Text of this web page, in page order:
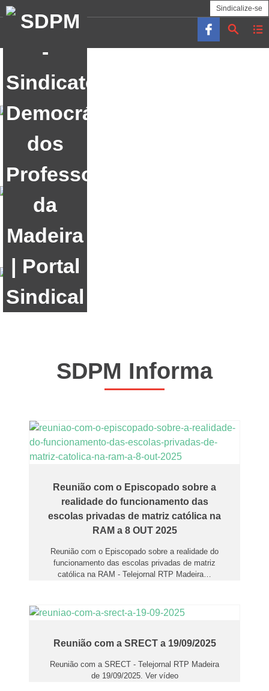
Sindicalize-se
SDPM Informa
Reunião com o Episcopado sobre a
realidade do funcionamento das
escolas privadas de matriz católica na
RAM a 8 OUT 2025
Reunião com o Episcopado sobre a realidade do
funcionamento das escolas privadas de matriz
católica na RAM - Telejornal RTP Madeira…
Reunião com a SRECT a 19/09/2025
Reunião com a SRECT - Telejornal RTP Madeira
de 19/09/2025. Ver vídeo